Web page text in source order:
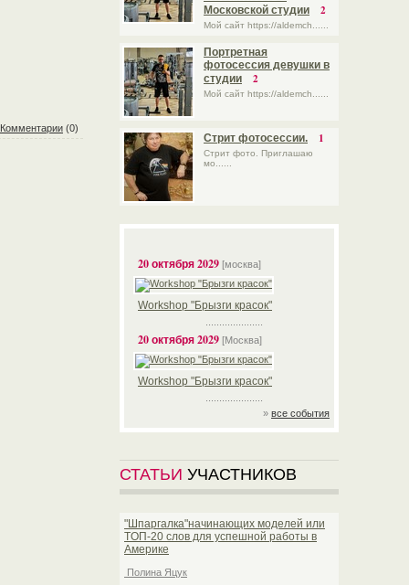
Комментарии (0)
Московской студии
2
Мой сайт https://aldemch......
Портретная
фотосессия девушки в
студии
2
Мой сайт https://aldemch......
Стрит фотосессии. 1
Стрит фото. Приглашаю
мо......
20 октября 2029 [москва]
Workshop "Брызги красок"
20 октября 2029 [Москва]
Workshop "Брызги красок"
» все события
СТАТЬИ УЧАСТНИКОВ
"Шпаргалка"начинающих моделей или
TOП-20 слов для успешной работы в
Америке
Полина Яцук